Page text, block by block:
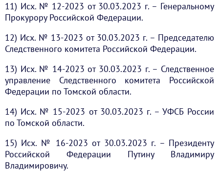
11) Исх. № 12-2023 от 30.03.2023 г. – Генеральному
Прокурору Российской Федерации.
12) Исх. № 13-2023 от 30.03.2023 г. – Председателю
Следственного комитета Российской Федерации.
13) Исх. № 14-2023 от 30.03.2023 г. – Следственное
управление Следственного комитета Российской
Федерации по Томской области.
14) Исх. № 15-2023 от 30.03.2023 г. – УФСБ России
по Томской области.
15) Исх. № 16-2023 от 30.03.2023 г. – Президенту
Российской Федерации Путину Владимиру
Владимировичу.